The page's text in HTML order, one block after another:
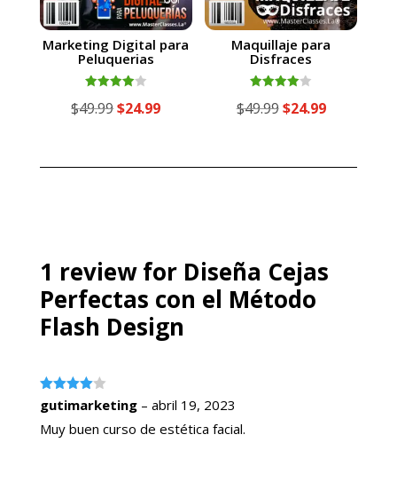
Marketing Digital para
Peluquerias
con
$49.99El
$24.99El
Maquillaje para
Disfraces
con
$49.99El
$24.99El
1 review for Diseña Cejas
Perfectas con el Método
Flash Design
Valorado
con4de
5
gutimarketing – abril 19, 2023
Muy buen curso de estética facial.